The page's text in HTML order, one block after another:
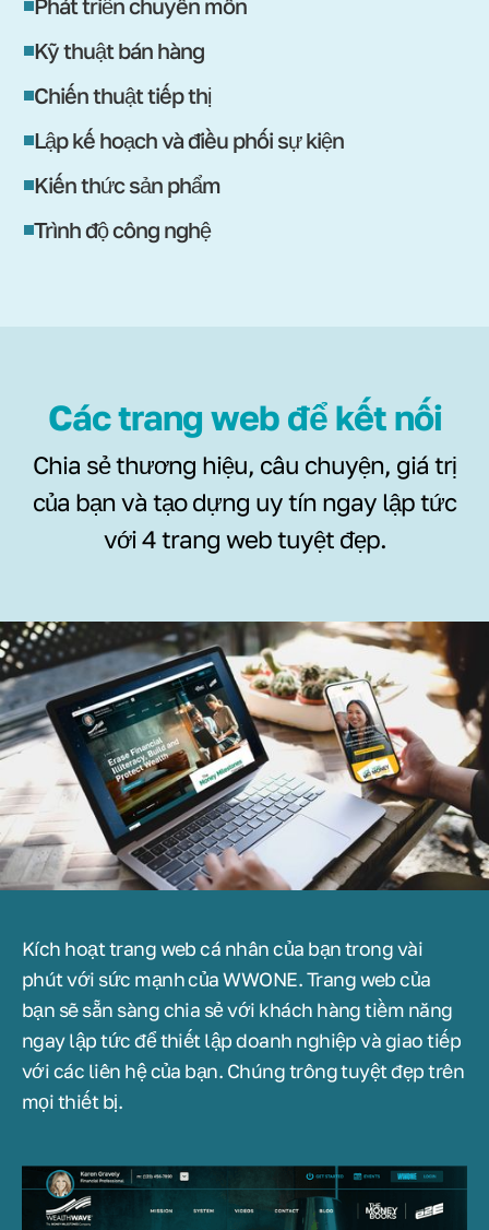
Kỹ thuật bán hàng
Chiến thuật tiếp thị
Lập kế hoạch và điều phối sự kiện
Kiến thức sản phẩm
Trình độ công nghệ
Các trang web để kết nối
Chia sẻ thương hiệu, câu chuyện, giá trị
của bạn và tạo dựng uy tín ngay lập tức
với 4 trang web tuyệt đẹp.
Kích hoạt trang web cá nhân của bạn trong vài
phút với sức mạnh của WWONE. Trang web của
bạn sẽ sẵn sàng chia sẻ với khách hàng tiềm năng
ngay lập tức để thiết lập doanh nghiệp và giao tiếp
với các liên hệ của bạn. Chúng trông tuyệt đẹp trên
mọi thiết bị.